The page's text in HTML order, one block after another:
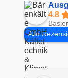
4.8
Alle